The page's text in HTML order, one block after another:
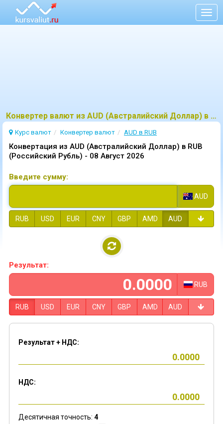
Конвертер валют из AUD (Австралийский Доллар) в RUB (Российский Рубль)
Курс валют Конвертер валют AUD в RUB
Конвертация из AUD (Австралийский Доллар) в RUB
(Российский Рубль) - 08 Август 2026
Введите сумму:
AUD
RUB USD EUR CNY GBP AMD AUD
Результат:
RUB
RUB USD EUR CNY GBP AMD AUD
Результат + НДС:
НДС:
Десятичная точность: 4